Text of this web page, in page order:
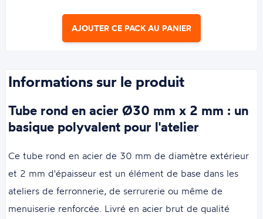
AJOUTER CE PACK AU PANIER
Informations sur le produit
Tube rond en acier Ø30 mm x 2 mm : un
basique polyvalent pour l'atelier
Ce tube rond en acier de 30 mm de diamètre extérieur
et 2 mm d'épaisseur est un élément de base dans les
ateliers de ferronnerie, de serrurerie ou même de
menuiserie renforcée. Livré en acier brut de qualité